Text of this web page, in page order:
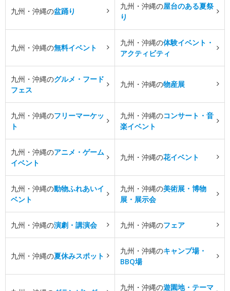
九州・沖縄の盆踊り
九州・沖縄の屋台のある夏祭
り
九州・沖縄の無料イベント
九州・沖縄の体験イベント・
アクティビティ
九州・沖縄のグルメ・フード
フェス
九州・沖縄の物産展
九州・沖縄のフリーマーケッ
ト
九州・沖縄のコンサート・音
楽イベント
九州・沖縄のアニメ・ゲーム
イベント
九州・沖縄の花イベント
九州・沖縄の動物ふれあいイ
ベント
九州・沖縄の美術展・博物
展・展示会
九州・沖縄の演劇・講演会 九州・沖縄のフェア
九州・沖縄の夏休みスポット
九州・沖縄のキャンプ場・
BBQ場
九州・沖縄の遊園地・テーマ